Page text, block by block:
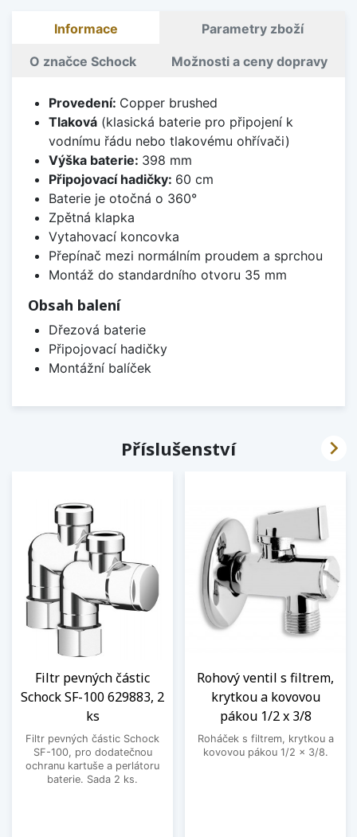
Informace Parametry zboží
O značce Schock Možnosti a ceny dopravy
Provedení: Copper brushed
Tlaková(klasická baterie pro připojení k
vodnímu řádu nebo tlakovému ohřívači)
Výška baterie: 398 mm
Připojovací hadičky: 60 cm
Baterie je otočná o 360°
Zpětná klapka
Vytahovací koncovka
Přepínač mezi normálním proudem a sprchou
Montáž do standardního otvoru 35 mm
Obsah balení
Dřezová baterie
Připojovací hadičky
Montážní balíček
Příslušenství
Filtr pevných částic
Schock SF-100 629883, 2
ks
Filtr pevných částic Schock
SF-100, pro dodatečnou
ochranu kartuše a perlátoru
baterie. Sada 2 ks.
Rohový ventil s filtrem,
krytkou a kovovou
pákou 1/2 x 3/8
Roháček s filtrem, krytkou a
kovovou pákou 1/2 x 3/8.
